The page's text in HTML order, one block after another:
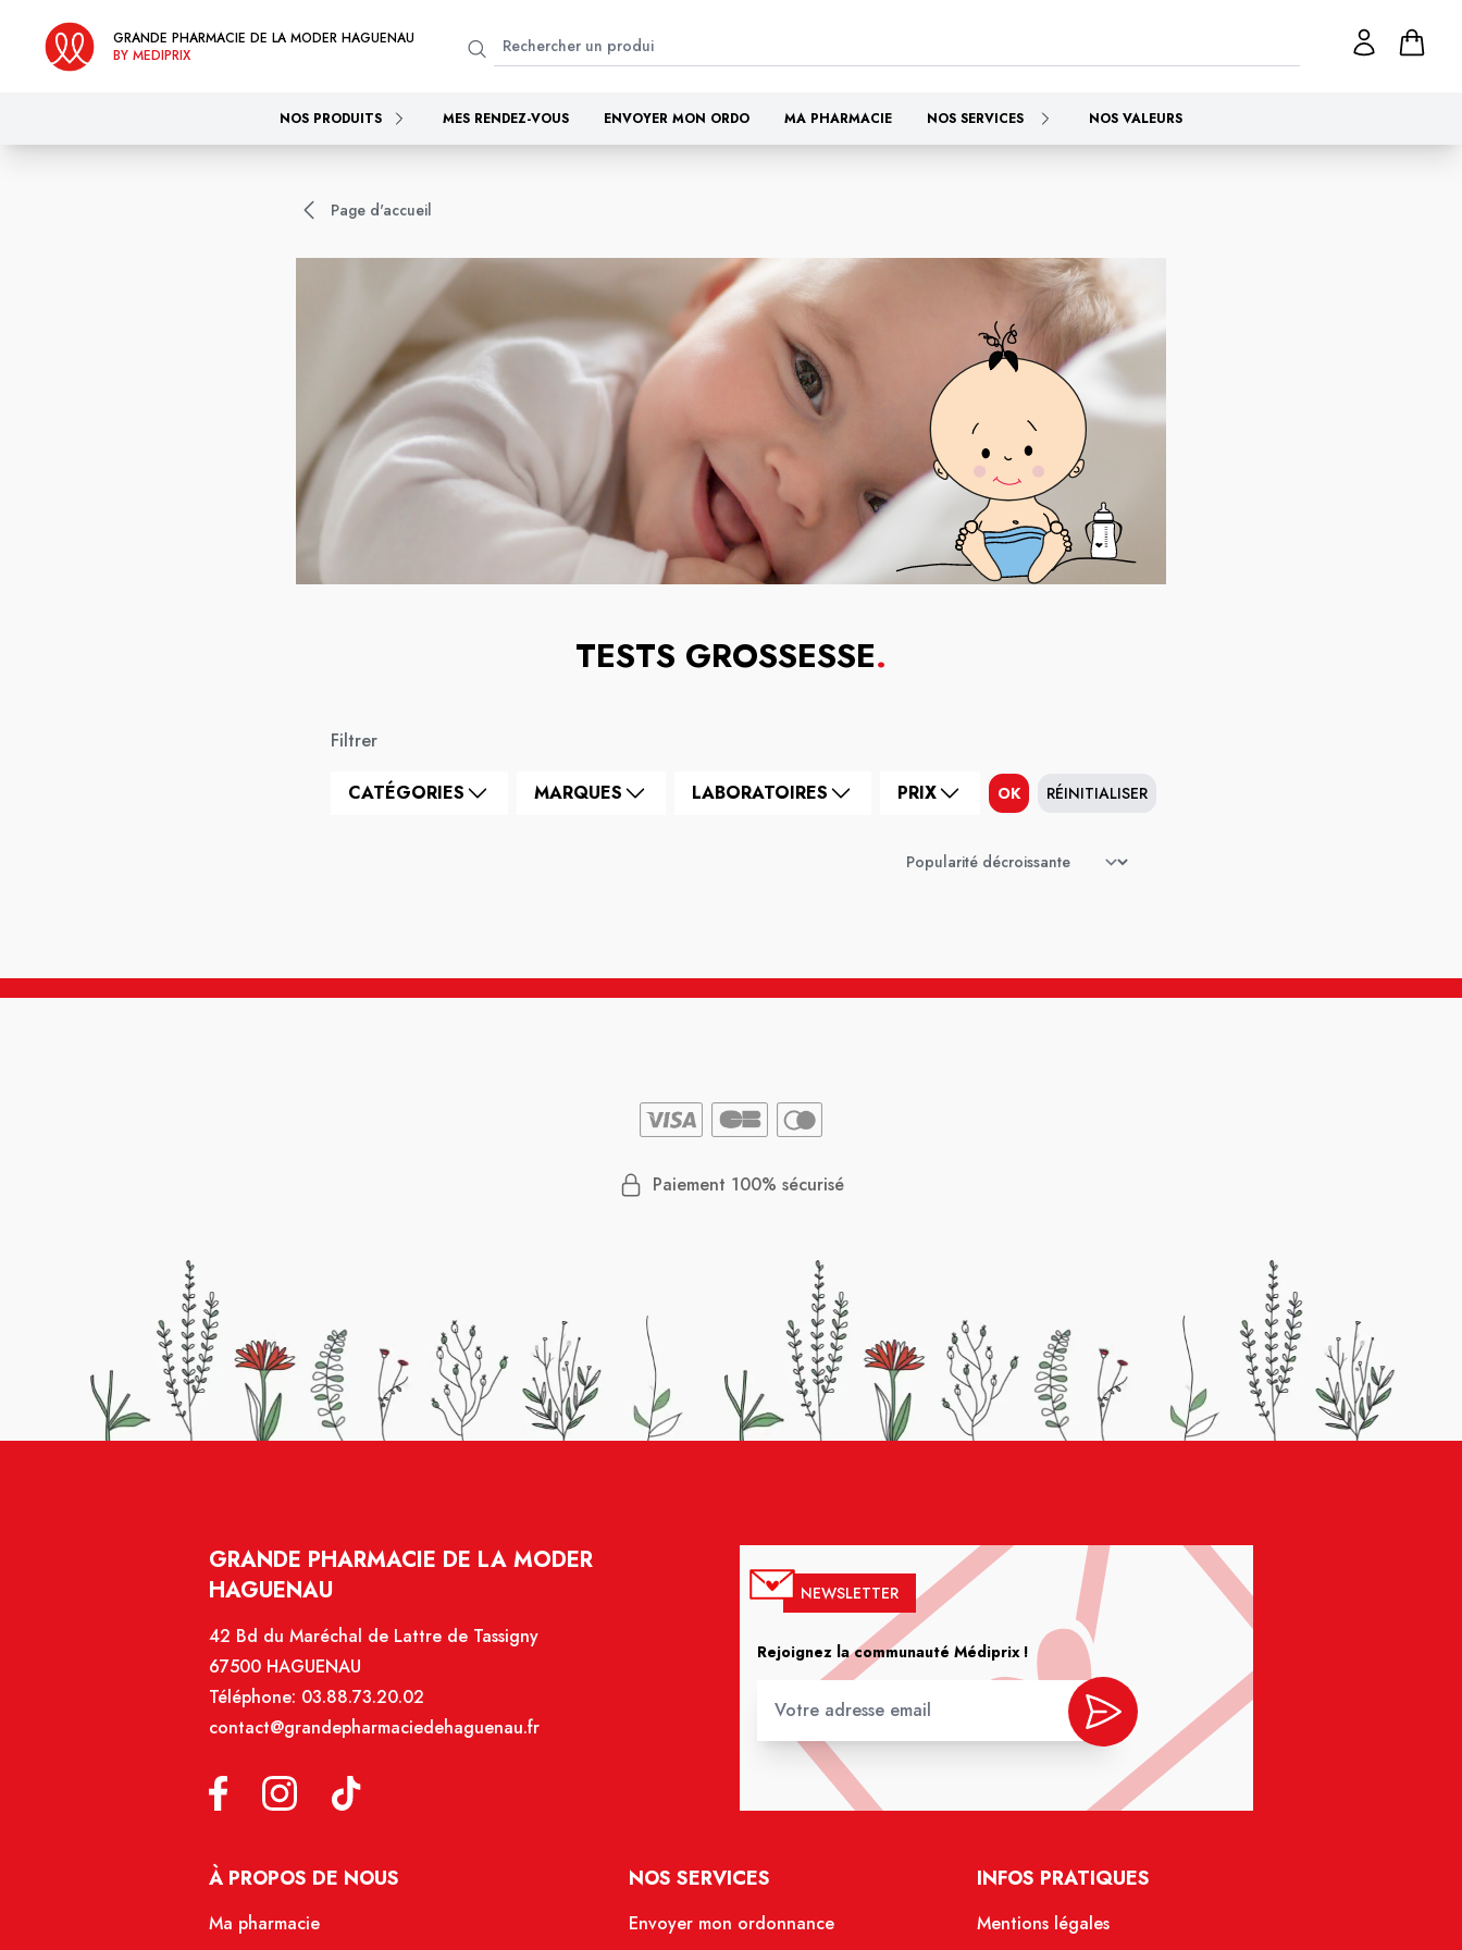
GRANDE PHARMACIE DE LA MODER HAGUENAU
BY MEDIPRIX
NOS PRODUITS MES RENDEZ-VOUS ENVOYER MON ORDO MA PHARMACIE NOS SERVICES NOS VALEURS
Page d'accueil
TESTS GROSSESSE.
Filtrer
CATÉGORIES MARQUES LABORATOIRES PRIX OK RÉINITIALISER
Paiement 100% sécurisé
GRANDE PHARMACIE DE LA MODER
HAGUENAU
42 Bd du Maréchal de Lattre de Tassigny
67500 HAGUENAU
Téléphone: 03.88.73.20.02
contact@grandepharmaciedehaguenau.fr
NEWSLETTER
Rejoignez la communauté Médiprix !
À PROPOS DE NOUS
Ma pharmacie
NOS SERVICES
Envoyer mon ordonnance
INFOS PRATIQUES
Mentions légales